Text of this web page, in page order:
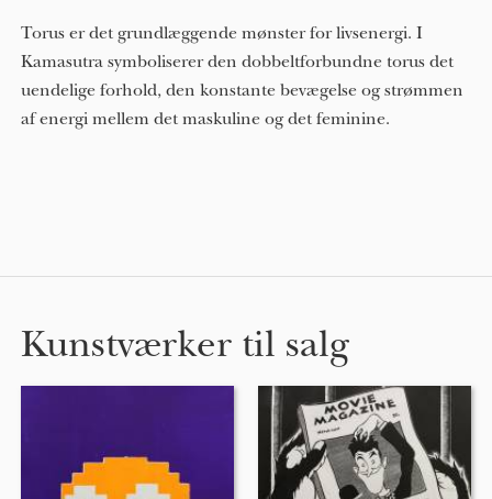
Torus er det grundlæggende mønster for livsenergi. I
Kamasutra symboliserer den dobbeltforbundne torus det
uendelige forhold, den konstante bevægelse og strømmen
af ​​energi mellem det maskuline og det feminine.
Kunstværker til salg